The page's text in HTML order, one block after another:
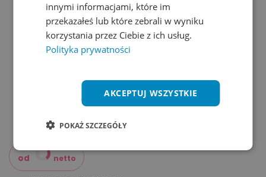
od netto
innymi informacjami, które im
przekazałeś lub które zebrali w wyniku
korzystania przez Ciebie z ich usług.
Polityka prywatności
AKCEPTUJ WSZYSTKIE
POKAŻ SZCZEGÓŁY